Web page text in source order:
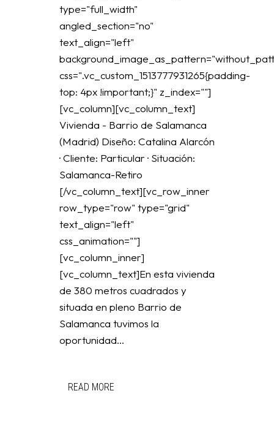
type="full_width"
angled_section="no"
text_align="left"
css=".vc_custom_1513777931265{padding-
top: 4px !important;}" z_index=""]
[vc_column][vc_column_text]
Vivienda - Barrio de Salamanca
(Madrid) Diseño: Catalina Alarcón
· Cliente: Particular · Situación:
Salamanca-Retiro
[/vc_column_text][vc_row_inner
row_type="row" type="grid"
text_align="left"
css_animation=""]
[vc_column_inner]
[vc_column_text]En esta vivienda
de 380 metros cuadrados y
situada en pleno Barrio de
Salamanca tuvimos la
oportunidad...
READ MORE